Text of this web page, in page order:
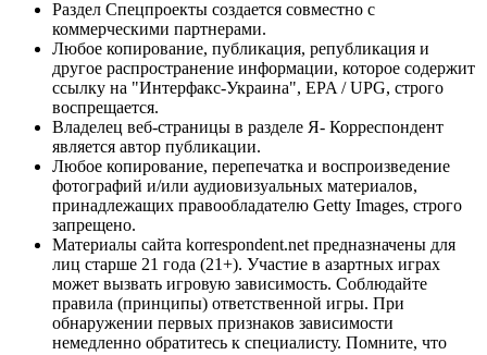
Раздел Спецпроекты создается совместно с
коммерческими партнерами.
Любое копирование, публикация, републикация и
другое распространение информации, которое содержит
ссылку на "Интерфакс-Украина", EPA / UPG, строго
воспрещается.
Владелец веб-страницы в разделе Я- Корреспондент
является автор публикации.
Любое копирование, перепечатка и воспроизведение
фотографий и/или аудиовизуальных материалов,
принадлежащих правообладателю Getty Images, строго
запрещено.
Материалы сайта korrespondent.net предназначены для
лиц старше 21 года (21+). Участие в азартных играх
может вызвать игровую зависимость. Соблюдайте
правила (принципы) ответственной игры. При
обнаружении первых признаков зависимости
немедленно обратитесь к специалисту. Помните, что